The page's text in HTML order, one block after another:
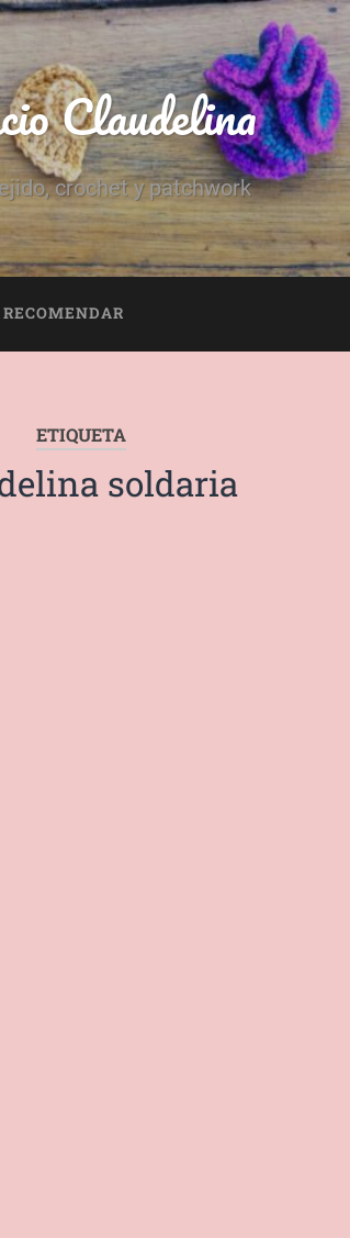
Claudelina
crochet y patchwork
RECOMENDAR
ETIQUETA
soldaria